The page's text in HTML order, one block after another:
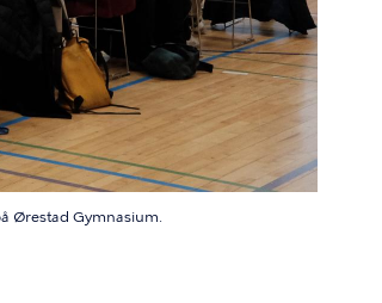
Ørestad Gymnasium.